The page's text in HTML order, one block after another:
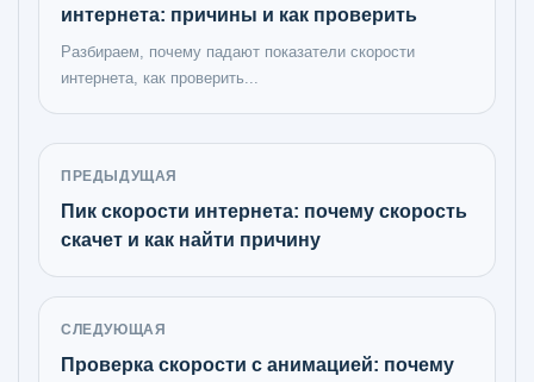
интернета: причины и как проверить
Разбираем, почему падают показатели скорости
интернета, как проверить...
ПРЕДЫДУЩАЯ
Пик скорости интернета: почему скорость
скачет и как найти причину
СЛЕДУЮЩАЯ
Проверка скорости с анимацией: почему